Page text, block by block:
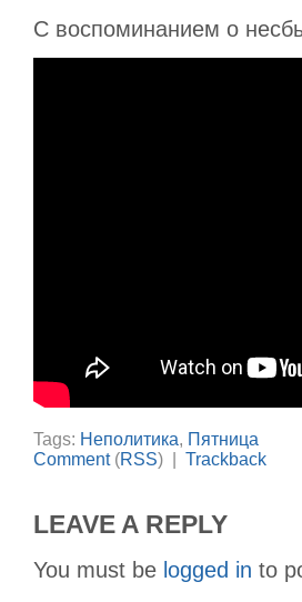
С воспоминанием о
Tags: Неполитика, Пятница
Comment(RSS) | Trackback
LEAVE A REPLY
You must be logged in to